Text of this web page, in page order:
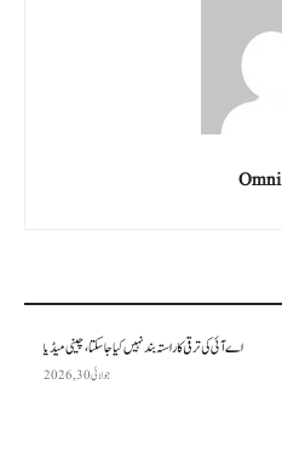
Omni
اے آئی کی ترقی کا راستہ بند نہیں کیا جا سکتا، چینی میڈیا
جولائی 30, 2026